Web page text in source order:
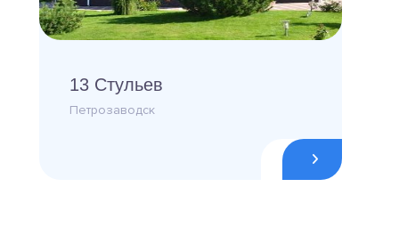
13 Стульев
Петрозаводск